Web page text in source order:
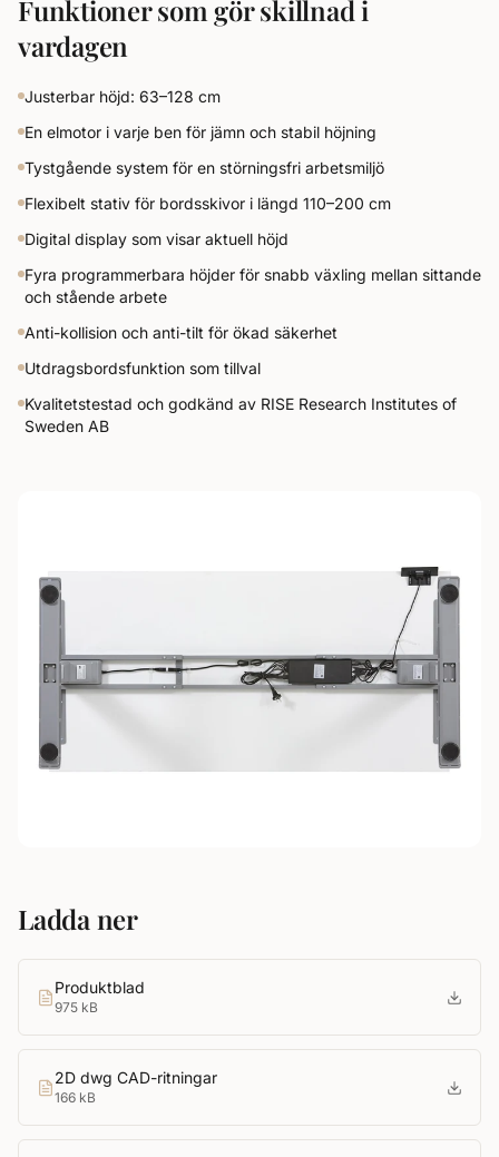
Funktioner som gör skillnad i
vardagen
Justerbar höjd: 63–128 cm
En elmotor i varje ben för jämn och stabil höjning
Tystgående system för en störningsfri arbetsmiljö
Flexibelt stativ för bordsskivor i längd 110–200 cm
Digital display som visar aktuell höjd
Fyra programmerbara höjder för snabb växling mellan sittande
och stående arbete
Anti-kollision och anti-tilt för ökad säkerhet
Utdragsbordsfunktion som tillval
Kvalitetstestad och godkänd av RISE Research Institutes of
Sweden AB
Ladda ner
Produktblad
975 kB
2D dwg CAD-ritningar
166 kB